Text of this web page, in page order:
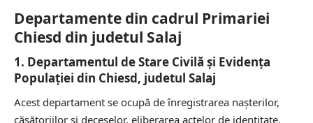
Departamente din cadrul Primariei
Chiesd din judetul Salaj
1. Departamentul de Stare Civilă și Evidența
Populației din Chiesd, judetul Salaj
Acest departament se ocupă de înregistrarea nașterilor,
căsătoriilor și deceselor, eliberarea actelor de identitate,